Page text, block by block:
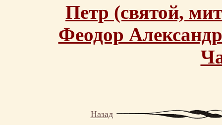
Петр (святой,
Феодор
Назад